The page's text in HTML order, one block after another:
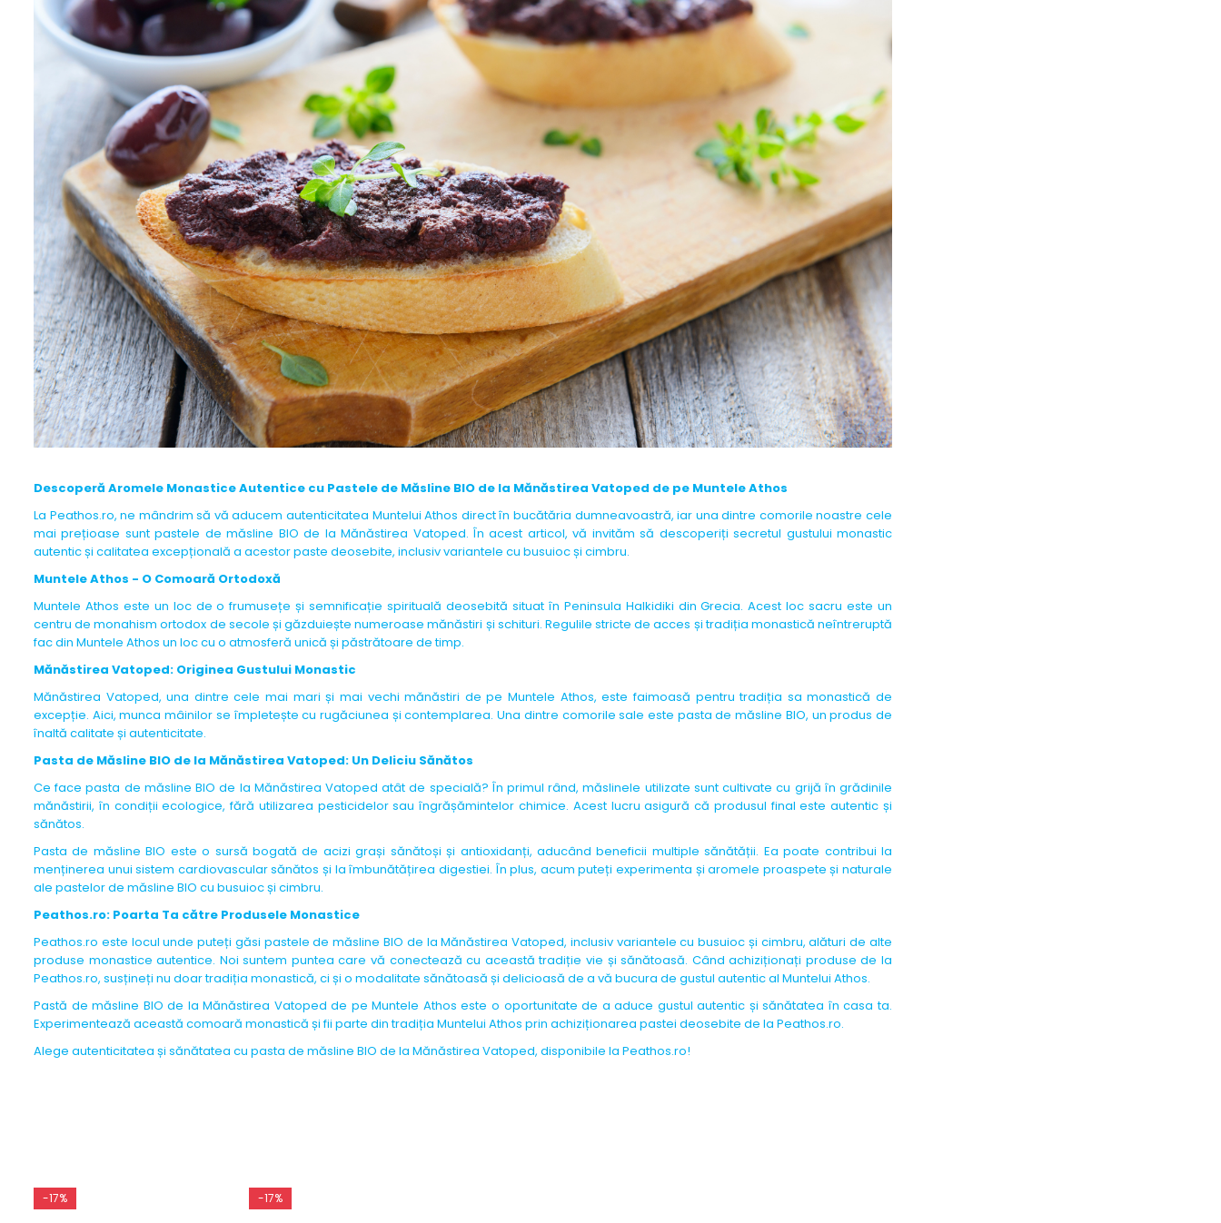
Descoperă Aromele Monastice Autentice cu Pastele de Măsline BIO de la Mănăstirea Vatoped de pe Muntele Athos
La Peathos.ro, ne mândrim să vă aducem autenticitatea Muntelui Athos direct în bucătăria dumneavoastră, iar una dintre comorile noastre cele
mai prețioase sunt pastele de măsline BIO de la Mănăstirea Vatoped. În acest articol, vă invităm să descoperiți secretul gustului monastic
autentic și calitatea excepțională a acestor paste deosebite, inclusiv variantele cu busuioc și cimbru.
Muntele Athos - O Comoară Ortodoxă
Muntele Athos este un loc de o frumusețe și semnificație spirituală deosebită situat în Peninsula Halkidiki din Grecia. Acest loc sacru este un
centru de monahism ortodox de secole și găzduiește numeroase mănăstiri și schituri. Regulile stricte de acces și tradiția monastică neîntreruptă
fac din Muntele Athos un loc cu o atmosferă unică și păstrătoare de timp.
Mănăstirea Vatoped: Originea Gustului Monastic
Mănăstirea Vatoped, una dintre cele mai mari și mai vechi mănăstiri de pe Muntele Athos, este faimoasă pentru tradiția sa monastică de
excepție. Aici, munca mâinilor se împletește cu rugăciunea și contemplarea. Una dintre comorile sale este pasta de măsline BIO, un produs de
înaltă calitate și autenticitate.
Pasta de Măsline BIO de la Mănăstirea Vatoped: Un Deliciu Sănătos
Ce face pasta de măsline BIO de la Mănăstirea Vatoped atât de specială? În primul rând, măslinele utilizate sunt cultivate cu grijă în grădinile
mănăstirii, în condiții ecologice, fără utilizarea pesticidelor sau îngrășămintelor chimice. Acest lucru asigură că produsul final este autentic și
sănătos.
Pasta de măsline BIO este o sursă bogată de acizi grași sănătoși și antioxidanți, aducând beneficii multiple sănătății. Ea poate contribui la
menținerea unui sistem cardiovascular sănătos și la îmbunătățirea digestiei. În plus, acum puteți experimenta și aromele proaspete și naturale
ale pastelor de măsline BIO cu busuioc și cimbru.
Peathos.ro: Poarta Ta către Produsele Monastice
Peathos.ro este locul unde puteți găsi pastele de măsline BIO de la Mănăstirea Vatoped, inclusiv variantele cu busuioc și cimbru, alături de alte
produse monastice autentice. Noi suntem puntea care vă conectează cu această tradiție vie și sănătoasă. Când achiziționați produse de la
Peathos.ro, susțineți nu doar tradiția monastică, ci și o modalitate sănătoasă și delicioasă de a vă bucura de gustul autentic al Muntelui Athos.
Pastă de măsline BIO de la Mănăstirea Vatoped de pe Muntele Athos este o oportunitate de a aduce gustul autentic și sănătatea în casa ta.
Experimentează această comoară monastică și fii parte din tradiția Muntelui Athos prin achiziționarea pastei deosebite de la Peathos.ro.
Alege autenticitatea și sănătatea cu pasta de măsline BIO de la Mănăstirea Vatoped, disponibile la Peathos.ro!
-17% -17%